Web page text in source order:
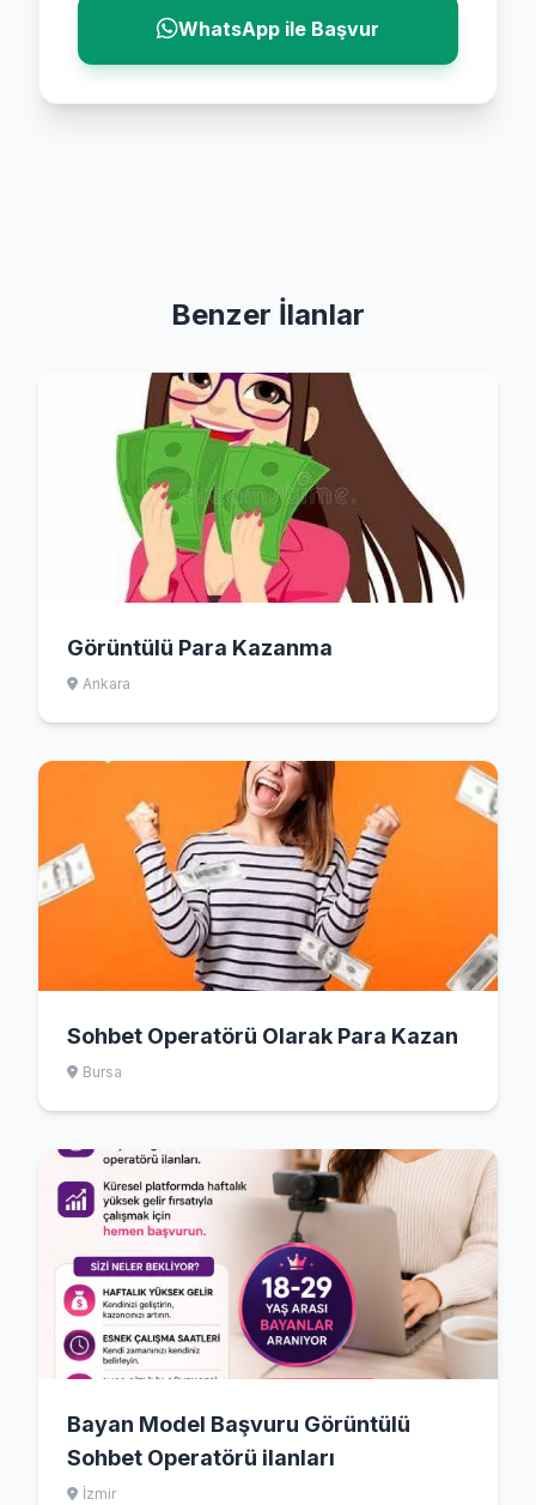
WhatsApp ile Başvur
Benzer İlanlar
Görüntülü Para Kazanma
Ankara
Sohbet Operatörü Olarak Para Kazan
Bursa
Bayan Model Başvuru Görüntülü
Sohbet Operatörü ilanları
İzmir